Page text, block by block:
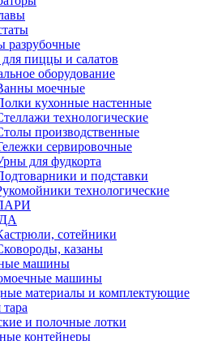
разрубочные
пиццы и салатов
оборудование
моечные
кухонные настенные
технологические
производственные
сервировочные
для фудкорта
и подставки
технологические
сотейники
казаны
машины
машины
материалы и комплектующие
и полочные лотки
контейнеры